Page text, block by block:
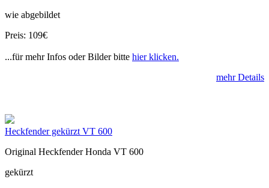
wie abgebildet
Preis: 109€
...für mehr Infos oder Bilder bitte hier klicken.
mehr Details
Heckfender gekürzt VT 600
Original Heckfender Honda VT 600
gekürzt